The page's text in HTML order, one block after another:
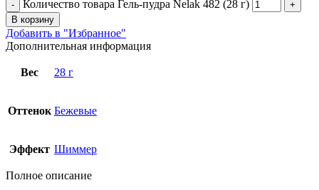
Количество товара Гель-пудра Nelak 482 (28 г)
В корзину
Добавить в "Избранное"
Дополнительная информация
Вес 28 г
Оттенок Бежевые
Эффект Шиммер
Полное описание